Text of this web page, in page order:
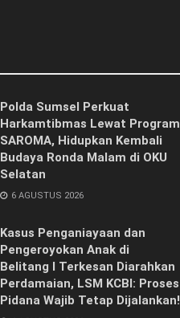
Polda Sumsel Perkuat
Harkamtibmas Lewat Program
SAROMA, Hidupkan Kembali
Budaya Ronda Malam di OKU
Selatan
6 AGUSTUS 2026
Kasus Penganiayaan dan
Pengeroyokan Anak di
Belitang I Terkesan Diarahkan
Perdamaian, LSM KCBI: Proses
Pidana Wajib Tetap Dijalankan!